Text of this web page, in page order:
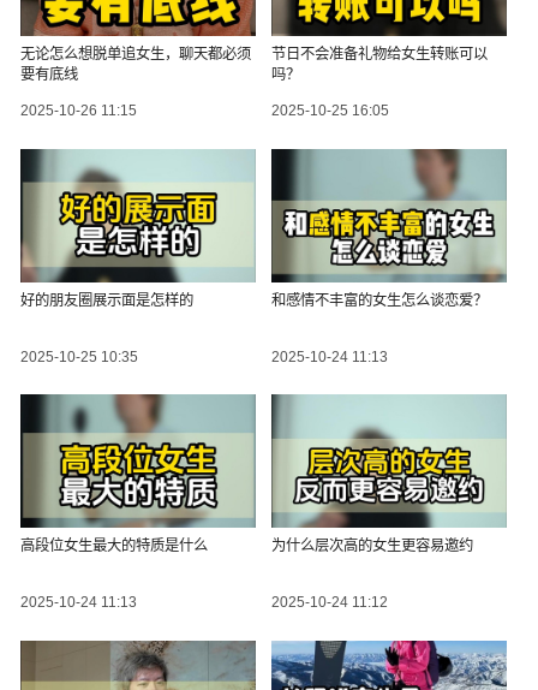
无论怎么想脱单追女生，聊天都必须
要有底线
2025-10-26 11:15
节日不会准备礼物给女生转账可以
吗？
2025-10-25 16:05
好的朋友圈展示面是怎样的
2025-10-25 10:35
和感情不丰富的女生怎么谈恋爱？
2025-10-24 11:13
高段位女生最大的特质是什么
2025-10-24 11:13
为什么层次高的女生更容易邀约
2025-10-24 11:12